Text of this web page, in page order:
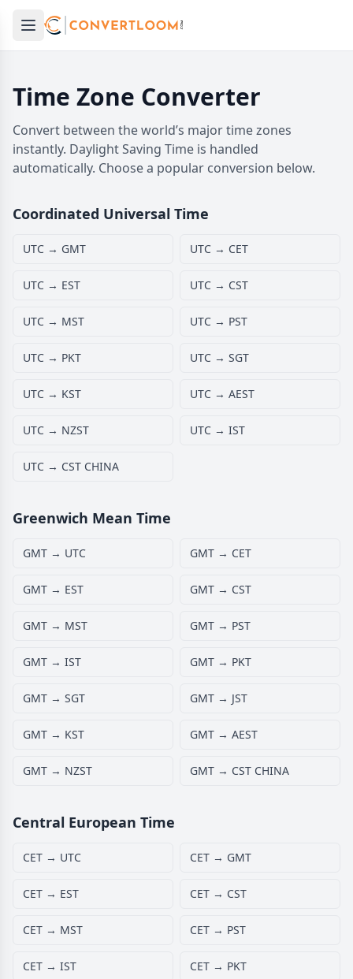
Open main menu
menu
Time Zone Converter
Convert between the world’s major time zones
instantly. Daylight Saving Time is handled
automatically. Choose a popular conversion below.
Coordinated Universal Time
UTC → GMT UTC → CET
UTC → EST UTC → CST
UTC → MST UTC → PST
UTC → PKT UTC → SGT
UTC → KST UTC → AEST
UTC → NZST UTC → IST
UTC → CST CHINA
Greenwich Mean Time
GMT → UTC GMT → CET
GMT → EST GMT → CST
GMT → MST GMT → PST
GMT → IST GMT → PKT
GMT → SGT GMT → JST
GMT → KST GMT → AEST
GMT → NZST GMT → CST CHINA
Central European Time
CET → UTC CET → GMT
CET → EST CET → CST
CET → MST CET → PST
CET → IST CET → PKT